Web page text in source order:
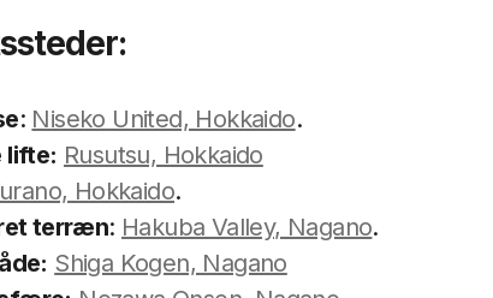
: Niseko United, Hokkaido.
lifte: Rusutsu, Hokkaido
Hokkaido.
terræn: Hakuba Valley, Nagano.
Shiga Kogen, Nagano